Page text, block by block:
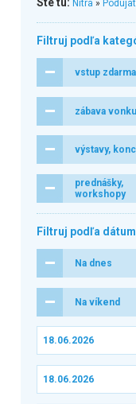
Nitra »
Filtruj podľa
vstup zdarma
zábava vonku
výstavy,
prednášky,
workshopy
Filtruj podľa
Na dnes
Na víkend